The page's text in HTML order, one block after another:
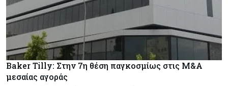
Baker Tilly: Στην 7η θέση παγκοσμίως στις M&A
μεσαίας αγοράς